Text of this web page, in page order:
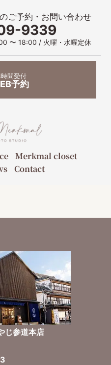
ご予約・お問い合わせ
9339
〜 18:00 / 火曜・水曜定休
間受付
予約
Merkmal closet
Contact
じ参道本店